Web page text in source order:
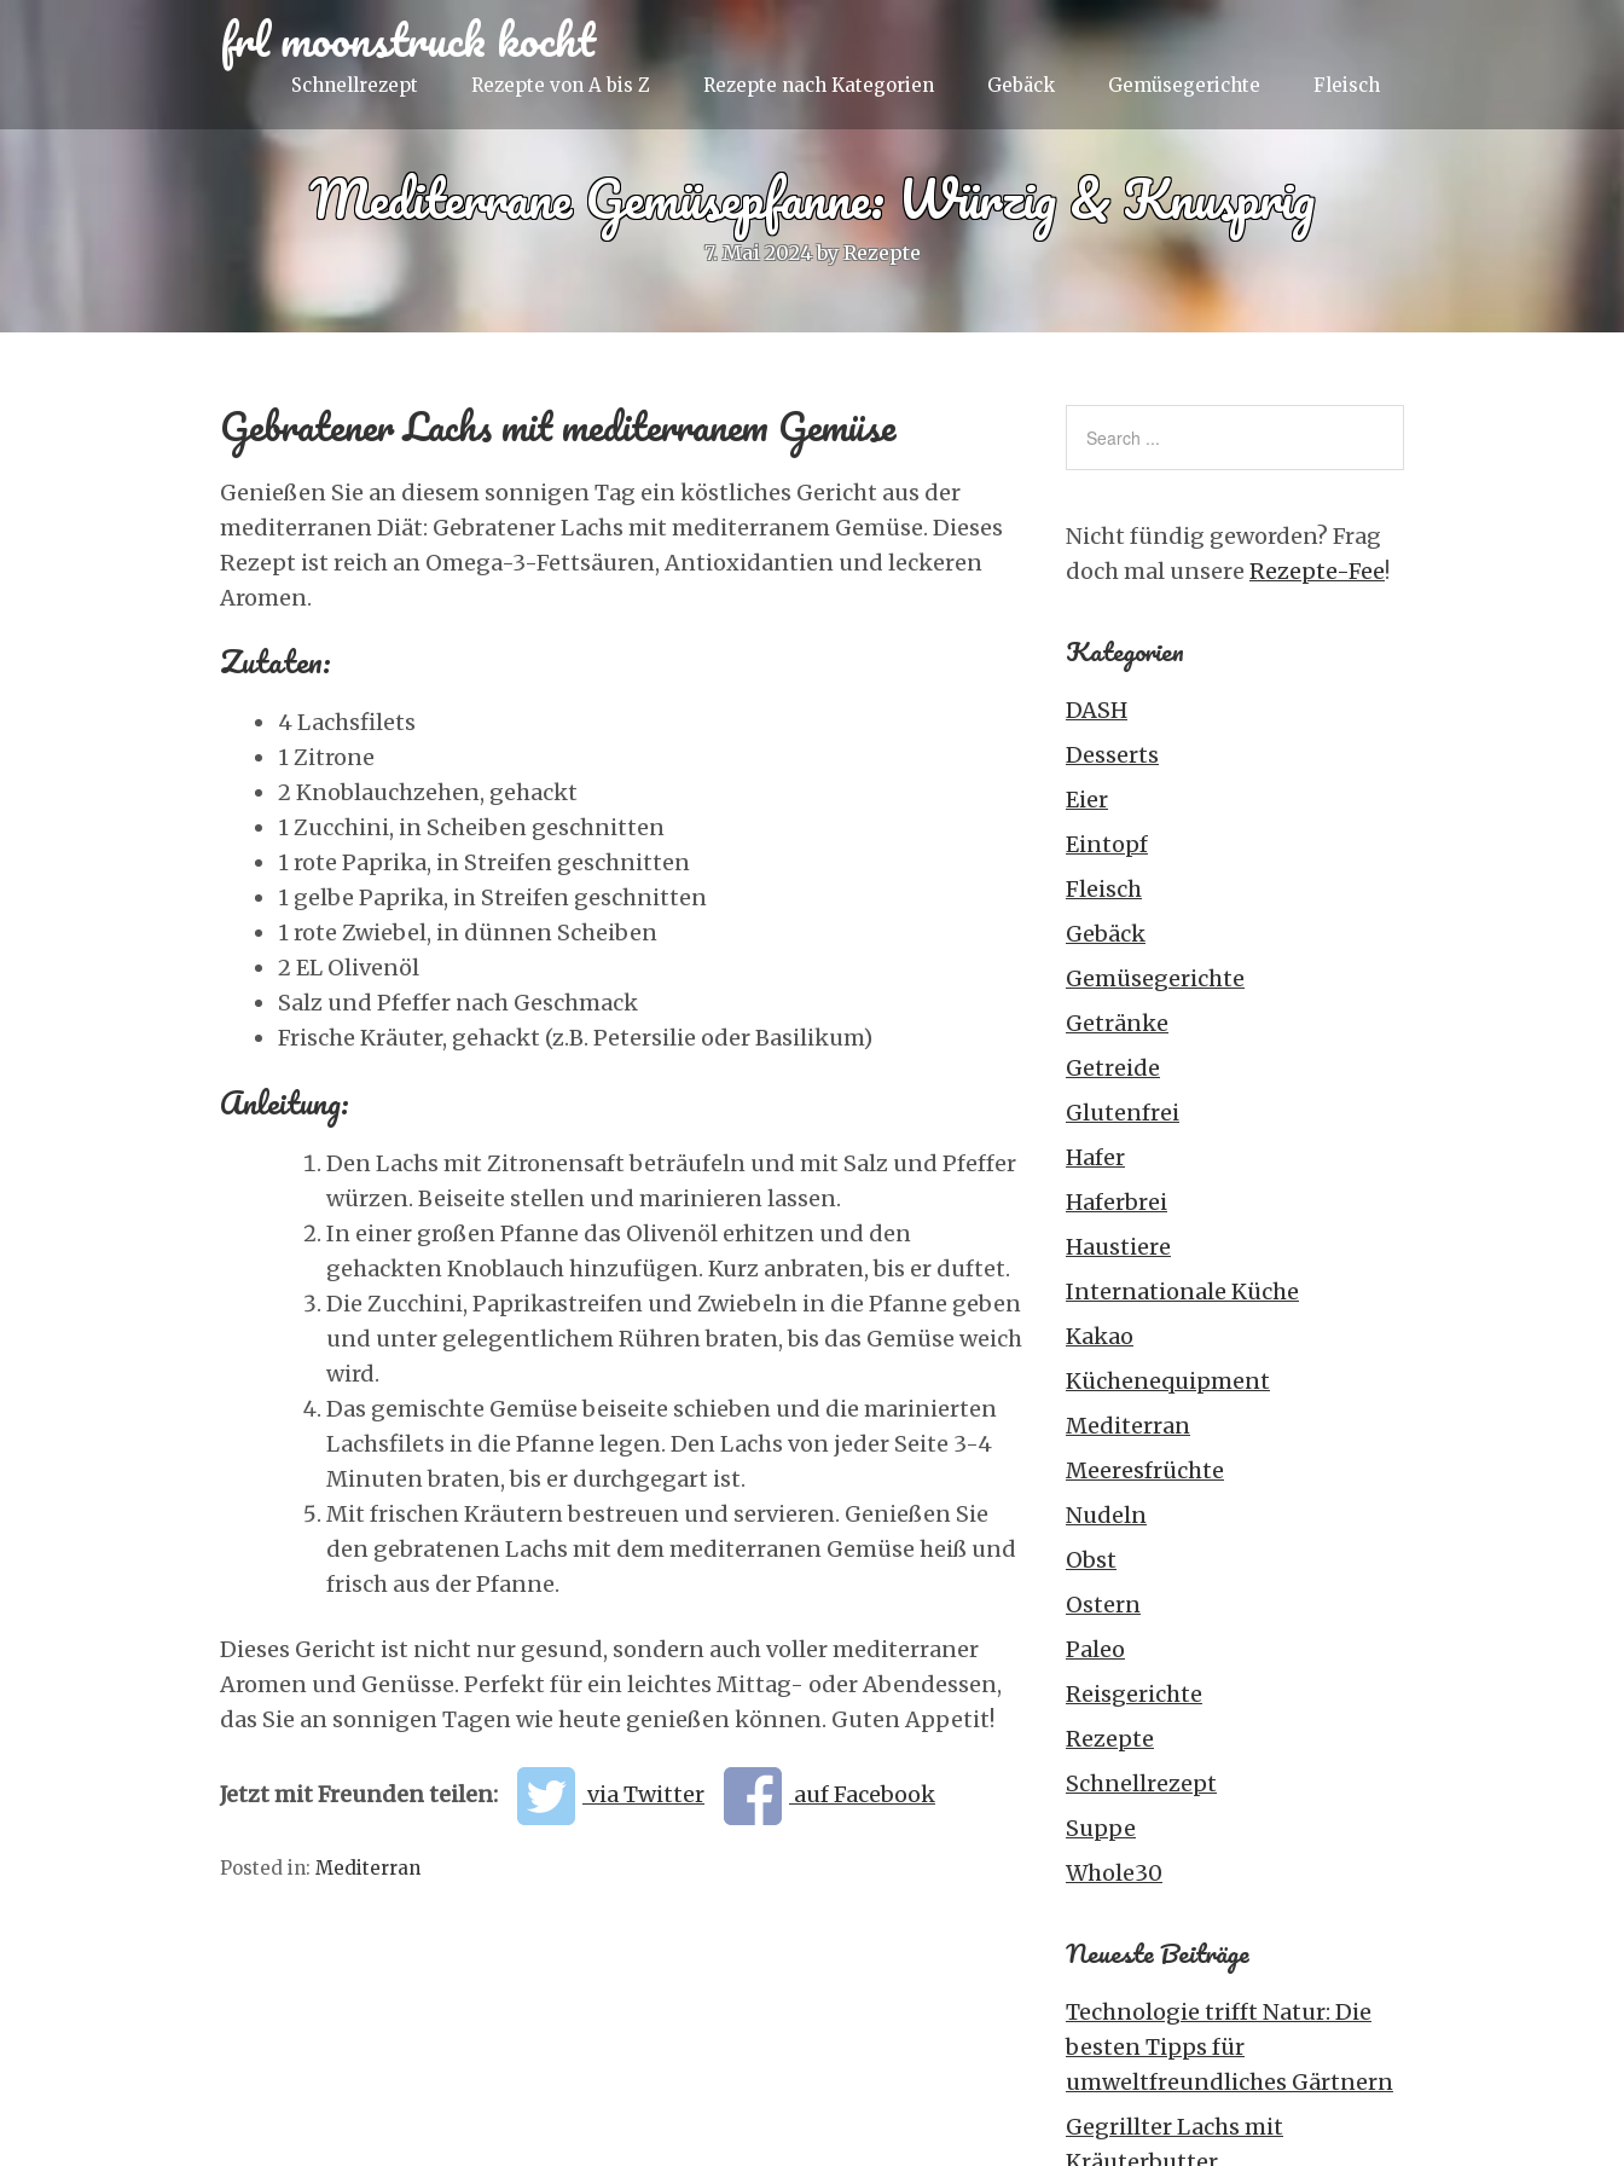
frl moonstruck kocht
Schnellrezept Rezepte von A bis Z Rezepte nach Kategorien Gebäck Gemüsegerichte Fleisch
Mediterrane Gemüsepfanne: Würzig & Knusprig
7. Mai 2024 byRezepte
Gebratener Lachs mit mediterranem Gemüse
Genießen Sie an diesem sonnigen Tag ein köstliches Gericht aus der
mediterranen Diät: Gebratener Lachs mit mediterranem Gemüse. Dieses
Rezept ist reich an Omega-3-Fettsäuren, Antioxidantien und leckeren
Aromen.
Zutaten:
4 Lachsfilets
1 Zitrone
2 Knoblauchzehen, gehackt
1 Zucchini, in Scheiben geschnitten
1 rote Paprika, in Streifen geschnitten
1 gelbe Paprika, in Streifen geschnitten
1 rote Zwiebel, in dünnen Scheiben
2 EL Olivenöl
Salz und Pfeffer nach Geschmack
Frische Kräuter, gehackt (z.B. Petersilie oder Basilikum)
Anleitung:
Den Lachs mit Zitronensaft beträufeln und mit Salz und Pfeffer
würzen. Beiseite stellen und marinieren lassen.
In einer großen Pfanne das Olivenöl erhitzen und den
gehackten Knoblauch hinzufügen. Kurz anbraten, bis er duftet.
Die Zucchini, Paprikastreifen und Zwiebeln in die Pfanne geben
und unter gelegentlichem Rühren braten, bis das Gemüse weich
wird.
Das gemischte Gemüse beiseite schieben und die marinierten
Lachsfilets in die Pfanne legen. Den Lachs von jeder Seite 3-4
Minuten braten, bis er durchgegart ist.
Mit frischen Kräutern bestreuen und servieren. Genießen Sie
den gebratenen Lachs mit dem mediterranen Gemüse heiß und
frisch aus der Pfanne.
Dieses Gericht ist nicht nur gesund, sondern auch voller mediterraner
Aromen und Genüsse. Perfekt für ein leichtes Mittag- oder Abendessen,
das Sie an sonnigen Tagen wie heute genießen können. Guten Appetit!
Jetzt mit Freunden teilen: via Twitter auf Facebook
Posted in: Mediterran
Nicht fündig geworden? Frag
doch mal unsere Rezepte-Fee!
Kategorien
DASH
Desserts
Eier
Eintopf
Fleisch
Gebäck
Gemüsegerichte
Getränke
Getreide
Glutenfrei
Hafer
Haferbrei
Haustiere
Internationale Küche
Kakao
Küchenequipment
Mediterran
Meeresfrüchte
Nudeln
Obst
Ostern
Paleo
Reisgerichte
Rezepte
Schnellrezept
Suppe
Whole30
Neueste Beiträge
Technologie trifft Natur: Die
besten Tipps für
umweltfreundliches Gärtnern
Gegrillter Lachs mit